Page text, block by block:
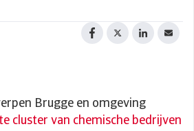
Brugge en omgeving
cluster van chemische bedrijven